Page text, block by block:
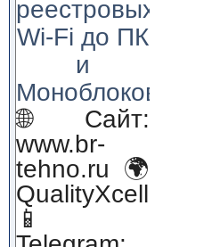
реестровых
Wi-Fi до ПК
и
Моноблоков!
🌐 Сайт:
www.br-
tehno.ru 🌍
QualityXcellence.ru
📱